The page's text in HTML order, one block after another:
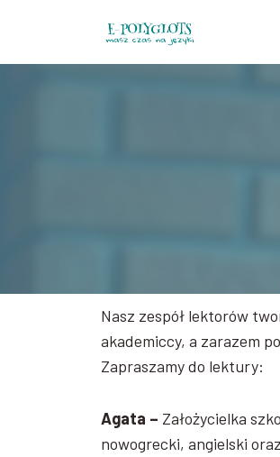
Nasz zespół lektorów
akademiccy, a zarazem
Zapraszamy do lektury:
Agata – Założycielka
nowogrecki, angielski